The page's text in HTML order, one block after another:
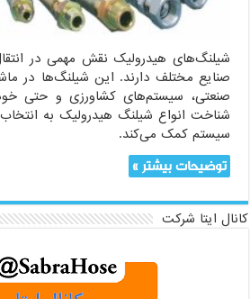
شیلنگ‌های هیدرولیک نقش مهمی در
صنایع مختلف دارند. این شیلنگ‌ها در
صنعتی، سیستم‌های کشاورزی و حتی
شناخت انواع شیلنگ هیدرولیک به
سیستم کمک می‌کند.
توضیحات بیشتر »
کانال ایتا شرکت